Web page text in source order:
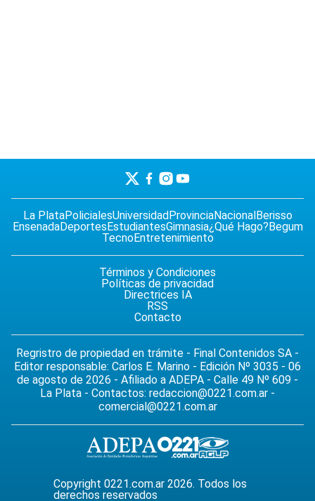
La PlataPolicialesUniversidadProvinciaNacionalBerisso
EnsenadaDeportesEstudiantesGimnasia¿Qué Hago?Begum
TecnoEntretenimiento
Términos y Condiciones
Políticas de privacidad
Directrices IA
RSS
Contacto
Regristro de propiedad en trámite - Final Contenidos SA -
Editor responsable: Carlos E. Marino - Edición Nº 3035 - 06
de agosto de 2026 - Afiliado a ADEPA - Calle 49 Nº 609 -
La Plata - Contactos: redaccion@0221.com.ar -
comercial@0221.com.ar
Copyright 0221.com.ar 2026. Todos los
derechos reservados